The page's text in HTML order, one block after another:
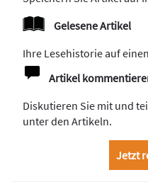
Gelesene Artikel
Ihre Lesehistorie auf
Artikel
Diskutieren Sie mit und
unter den Artikeln.
Jetzt